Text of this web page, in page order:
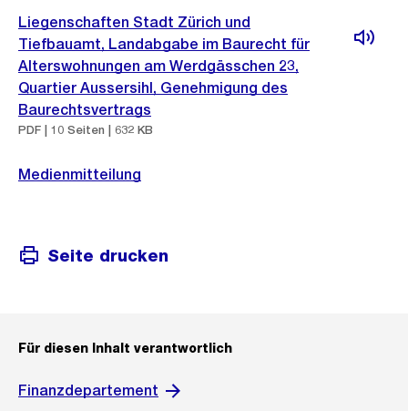
Liegenschaften Stadt Zürich und
Tiefbauamt, Landabgabe im Baurecht für
Alterswohnungen am Werdgässchen 23,
Quartier Aussersihl, Genehmigung des
Baurechtsvertrags
PDF | 10 Seiten | 632 KB
Medienmitteilung
Seite drucken
Für diesen Inhalt verantwortlich
Finanzdepartement